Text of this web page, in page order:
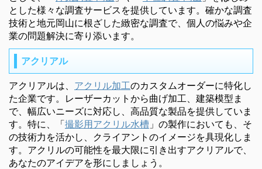
とした様々な調査サービスを提供しています。確かな調査
技術と地元岡山に根ざした緻密な調査で、個人の悩みや企
業の問題解決に寄り添います。
アクリアル
アクリアルは、 アクリル加工のカスタムオーダーに特化し
た企業です。レーザーカットから曲げ加工、建築模型ま
で、幅広いニーズに対応し、高品質な製品を提供していま
す。特に、「撮影用アクリル水槽 」の製作においても、そ
の技術力を活かし、クライアントのイメージを具現化しま
す。アクリルの可能性を最大限に引き出すアクリアルで、
あなたのアイデアを形にしましょう。